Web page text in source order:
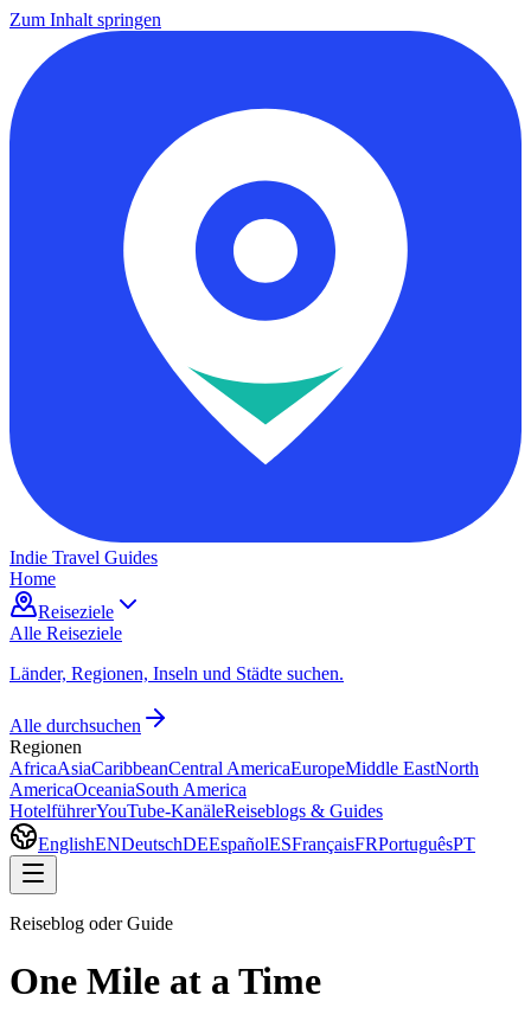
Zum Inhalt springen
Indie Travel Guides
Home
Reiseziele
Alle Reiseziele
Länder, Regionen, Inseln und Städte suchen.
Alle durchsuchen
Regionen
AfricaAsiaCaribbeanCentral AmericaEuropeMiddle EastNorth
AmericaOceaniaSouth America
HotelführerYouTube-KanäleReiseblogs & Guides
EnglishENDeutschDEEspañolESFrançaisFRPortuguêsPT
Reiseblog oder Guide
One Mile at a Time